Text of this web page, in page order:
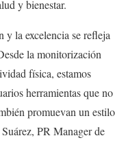
y bienestar.
la excelencia se refleja
la monitorización
física, estamos
herramientas que no
promuevan un estilo
PR Manager de